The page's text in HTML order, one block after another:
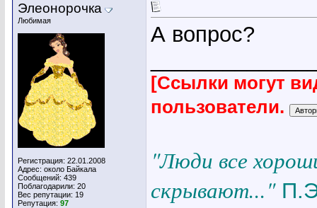
Элеонорочка
Любимая
Регистрация: 22.01.2008
Адрес: около Байкала
Сообщений: 439
Поблагодарили: 20
Вес репутации: 19
Репутация: 97
А вопрос?
[Ссылки могут
пользователи.
"Люди все
скрывают..."